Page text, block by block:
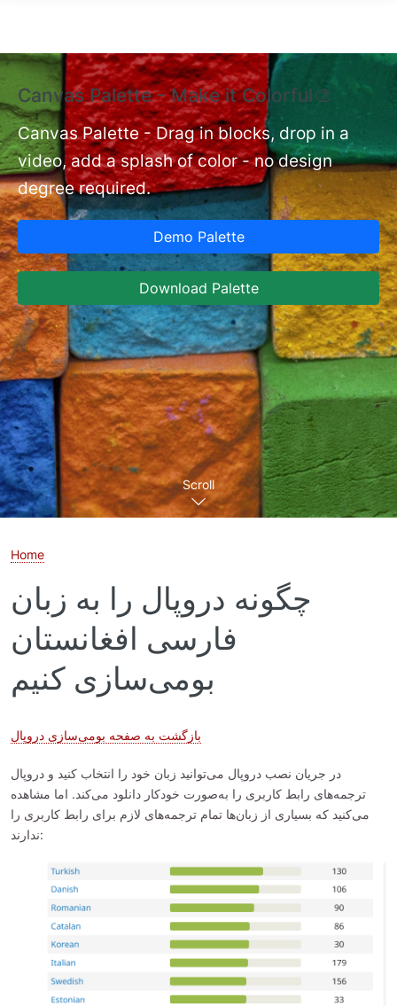
Canvas Palette - Make it Colorful🎨
Canvas Palette - Drag in blocks, drop in a
video, add a splash of color - no design
degree required.
Demo Palette
Download Palette
Scroll
Home
چگونه دروپال را به زبان
فارسی افغانستان
بومی‌سازی کنیم
بازگشت به صفحه بومی‌سازی دروپال
در جریان نصب دروپال می‌توانید زبان خود را انتخاب کنید و دروپال
ترجمه‌های رابط کاربری را به‌صورت خودکار دانلود می‌کند. اما مشاهده
می‌کنید که بسیاری از زبان‌ها تمام ترجمه‌های لازم برای رابط کاربری را
ندارند: